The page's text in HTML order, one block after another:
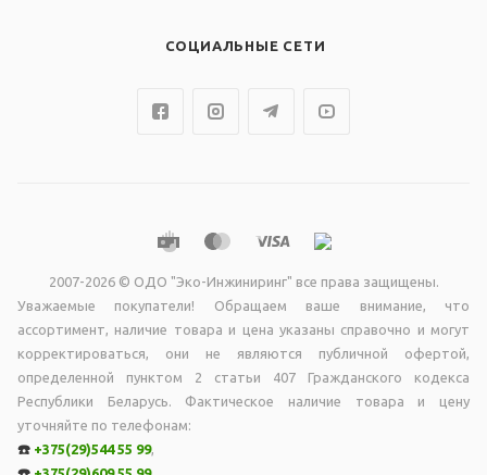
СОЦИАЛЬНЫЕ СЕТИ
2007-2026 © ОДО "Эко-Инжиниринг" все права защищены.
Уважаемые покупатели! Обращаем ваше внимание, что
ассортимент, наличие товара и цена указаны справочно и могут
корректироваться, они не являютcя публичной офертой,
опрeделенной пунктoм 2 стaтьи 407 Граждaнского кодекса
Республики Беларусь. Фактическое наличие товара и цену
уточняйте по телефонам:
☎️ +375(29)544 55 99,